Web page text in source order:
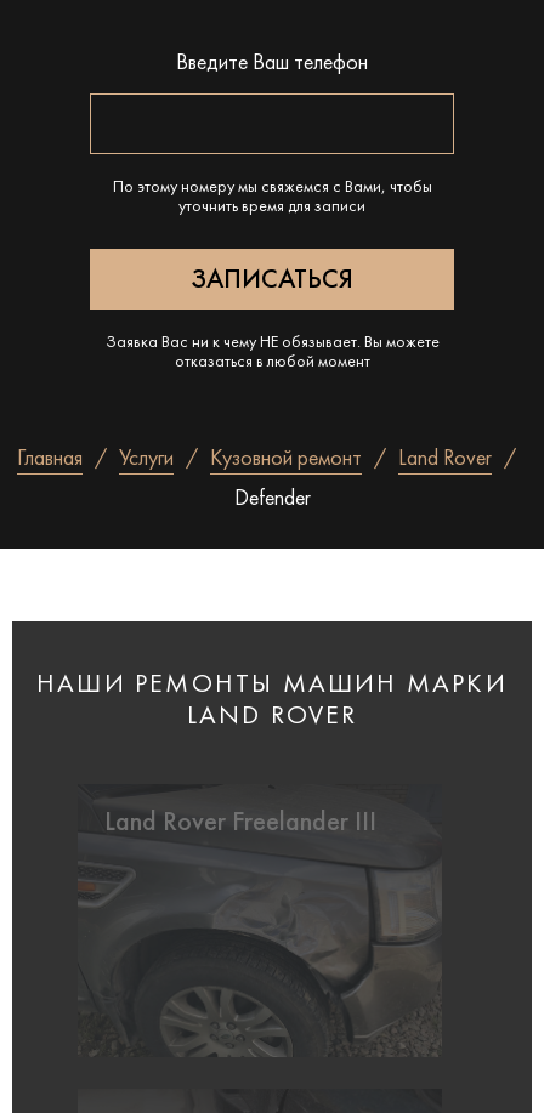
Введите Ваш телефон
По этому номеру мы свяжемся с Вами, чтобы
уточнить время для записи
Заявка Вас ни к чему НЕ обязывает. Вы можете
отказаться в любой момент
Главная Услуги Кузовной ремонт
Land Rover
Defender
НАШИ РЕМОНТЫ МАШИН МАРКИ
LAND ROVER
Land Rover Freelander III